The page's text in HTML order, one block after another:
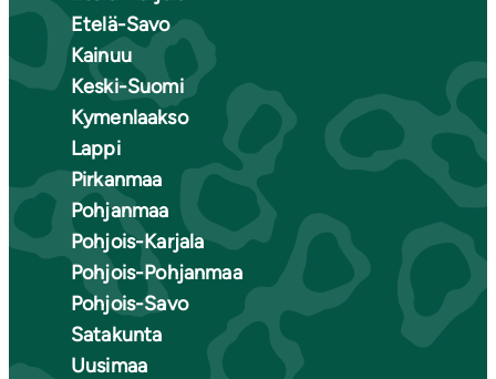
Etelä-Savo
Kainuu
Keski-Suomi
Kymenlaakso
Lappi
Pirkanmaa
Pohjanmaa
Pohjois-Karjala
Pohjois-Pohjanmaa
Pohjois-Savo
Satakunta
Uusimaa